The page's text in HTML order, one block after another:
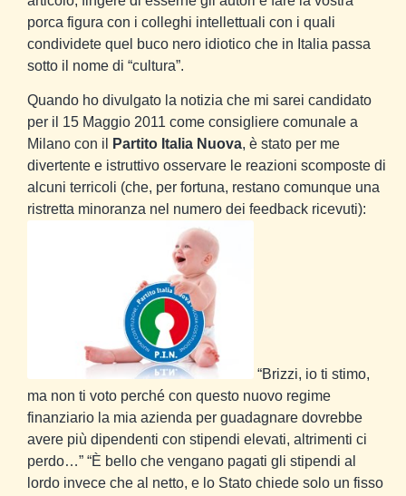
porca figura con i colleghi intellettuali con i quali
condividete quel buco nero idiotico che in Italia passa
sotto il nome di “cultura”.
Quando ho divulgato la notizia che mi sarei candidato
per il 15 Maggio 2011 come consigliere comunale a
Milano con il
Partito Italia Nuova, è stato per me
divertente e istruttivo osservare le reazioni scomposte di
alcuni terricoli (che, per fortuna, restano comunque una
ristretta minoranza nel numero dei feedback ricevuti):
“Brizzi, io ti stimo,
ma non ti voto perché con questo nuovo regime
finanziario la mia azienda per guadagnare dovrebbe
avere più dipendenti con stipendi elevati, altrimenti ci
perdo…” “È bello che vengano pagati gli stipendi al
lordo invece che al netto, e lo Stato chiede solo un fisso